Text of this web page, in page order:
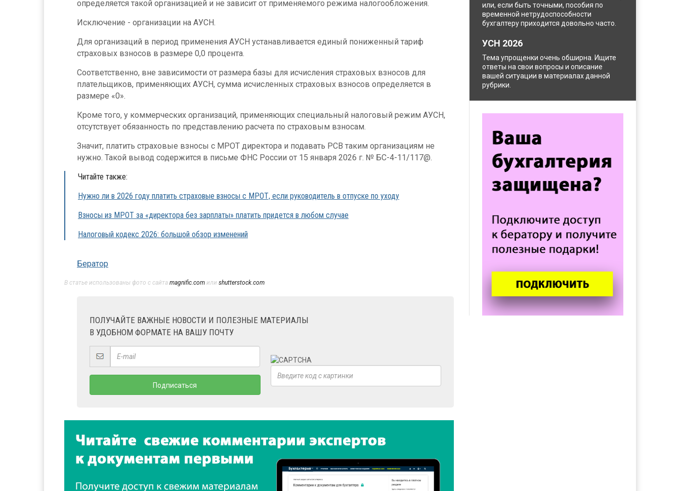
определяется такой организацией и не зависит от применяемого режима налогообложения.
Исключение - организации на АУСН.
Для организаций в период применения АУСН устанавливается единый пониженный тариф
страховых взносов в размере 0,0 процента.
Соответственно, вне зависимости от размера базы для исчисления страховых взносов для
плательщиков, применяющих АУСН, сумма исчисленных страховых взносов определяется в
размере «0».
Кроме того, у коммерческих организаций, применяющих специальный налоговый режим АУСН,
отсутствует обязанность по представлению расчета по страховым взносам.
Значит, платить страховые взносы с МРОТ директора и подавать РСВ таким организациям не
нужно. Такой вывод содержится в письме ФНС России от 15 января 2026 г. № БС-4-11/117@.
Читайте также:
Нужно ли в 2026 году платить страховые взносы с МРОТ, если руководитель в отпуске по уходу
Взносы из МРОТ за «директора без зарплаты» платить придется в любом случае
Налоговый кодекс 2026: большой обзор изменений
Бератор
В статье использованы фото с сайта magnific.com или shutterstock.com
ПОЛУЧАЙТЕ ВАЖНЫЕ НОВОСТИ И ПОЛЕЗНЫЕ МАТЕРИАЛЫ
В УДОБНОМ ФОРМАТЕ НА ВАШУ ПОЧТУ
или, если быть точными, пособия по
временной нетрудоспособности
бухгалтеру приходится довольно часто.
УСН 2026
Тема упрощенки очень обширна. Ищите
ответы на свои вопросы и описание
вашей ситуации в материалах данной
рубрики.